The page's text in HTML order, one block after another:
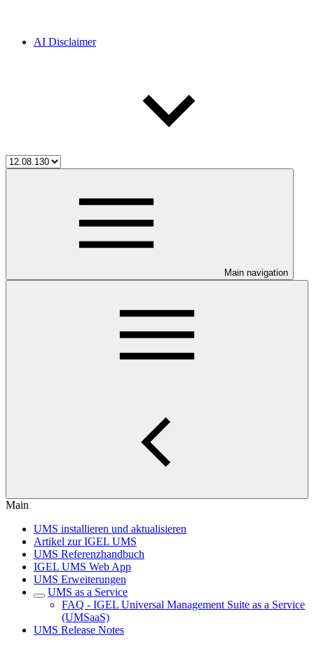
AI Disclaimer
Main navigation
Main
UMS installieren und aktualisieren
Artikel zur IGEL UMS
UMS Referenzhandbuch
IGEL UMS Web App
UMS Erweiterungen
UMS as a Service
FAQ - IGEL Universal Management Suite as a Service
(UMSaaS)
UMS Release Notes